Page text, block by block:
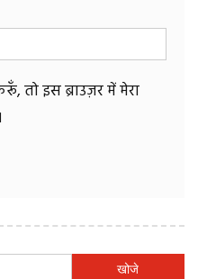
तो इस ब्राउज़र में मेरा